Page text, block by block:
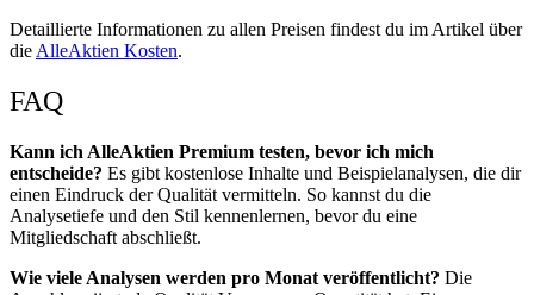
Detaillierte Informationen zu allen Preisen findest du im Artikel über
die AlleAktien Kosten.
FAQ
Kann ich AlleAktien Premium testen, bevor ich mich
entscheide? Es gibt kostenlose Inhalte und Beispielanalysen, die dir
einen Eindruck der Qualität vermitteln. So kannst du die
Analysetiefe und den Stil kennenlernen, bevor du eine
Mitgliedschaft abschließt.
Wie viele Analysen werden pro Monat veröffentlicht? Die